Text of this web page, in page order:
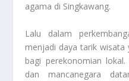
agama di Singkawang.
Lalu dalam
menjadi daya tarik
bagi perekonomian
dan mancanegara